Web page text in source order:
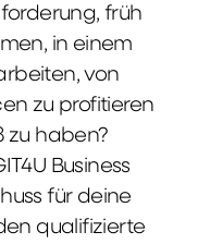
früh
in einem
von
zu profitieren
zu haben?
Business
für deine
qualifizierte